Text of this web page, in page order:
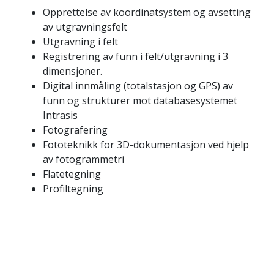
Opprettelse av koordinatsystem og avsetting
av utgravningsfelt
Utgravning i felt
Registrering av funn i felt/utgravning i 3
dimensjoner.
Digital innmåling (totalstasjon og GPS) av
funn og strukturer mot databasesystemet
Intrasis
Fotografering
Fototeknikk for 3D-dokumentasjon ved hjelp
av fotogrammetri
Flatetegning
Profiltegning